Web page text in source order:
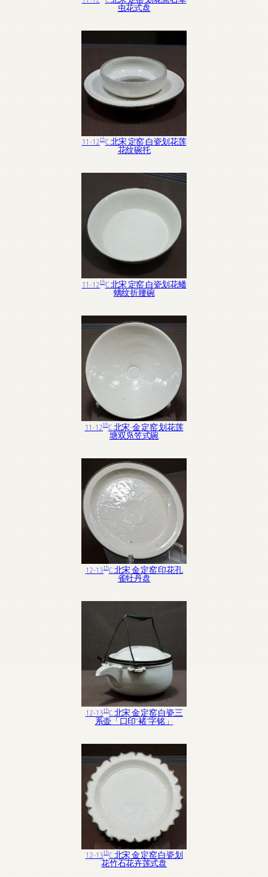
虫花式盘
11-12thC. 北宋 定窑 白瓷划花莲
花纹碗托
11-12thC. 北宋 定窑 白瓷划花蟠
螭纹折腰碗
11-12thC. 北宋-金 定窑 划花莲
塘双凫笠式碗
12-13thC. 北宋 金 定窑 印花孔
雀牡丹盘
12-13thC. 北宋 金 定窑 白瓷三
系壶「口印“褚”字铭」
12-13thC. 北宋 金 定窑 白瓷划
花竹石花卉莲式盘